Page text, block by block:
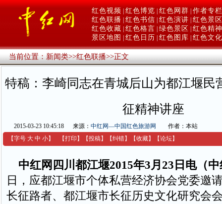
红色视频 红色博览 红色网群 作者专栏
红色联播 红色书信 红色演讲 红色景区
红色收藏 红色格言 绿色景区
红色精神
景区地图
红色日历 红色图库 红色文化
当前位置：新闻类>>红色联播>>正文
特稿：李崎同志在青城后山为都江堰民
征精神讲座
2015-03-23 10:45:18 来源： 中红网—中国红色旅游网
作者：本站
【字号 大 中 小】 【打印 】 【投稿】 【纠错】 【收藏】 【论坛】
中红网四川都江堰2015年3月23日电（
日，应都江堰市个体私营经济协会党委邀
长征路者、都江堰市长征历史文化研究会